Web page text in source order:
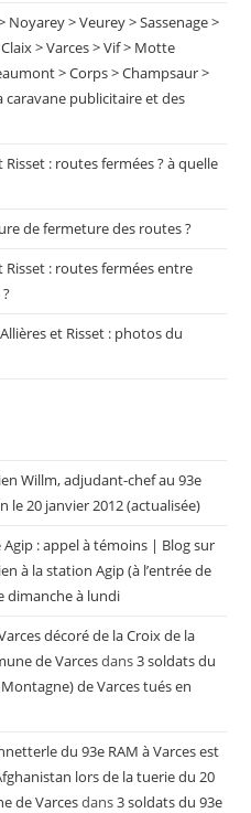
> Veurey > Sassenage >
> Varces > Vif > Motte
> Corps > Champsaur >
caravane publicitaire et des
: routes fermées ? à quelle
de fermeture des routes ?
Risset : routes fermées entre
et Risset : photos du
Willm, adjudant-chef au 93e
le 20 janvier 2012 (actualisée)
: appel à témoins | Blog sur
à la station Agip (à l’entrée de
dimanche à lundi
décoré de la Croix de la
de Varcesdans3 soldats du
de Varces tués en
du 93e RAM à Varces est
lors de la tuerie du 20
de Varcesdans3 soldats du 93e